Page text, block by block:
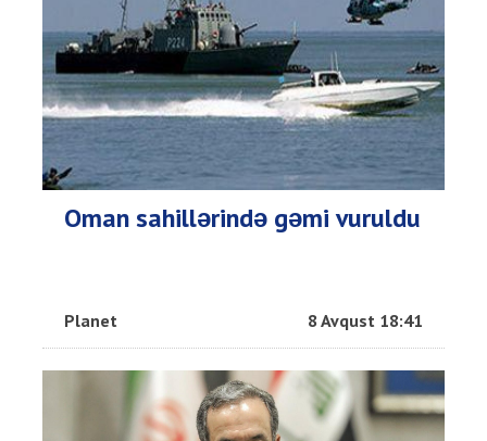
Oman sahillərində gəmi vuruldu
Planet 8 Avqust 18:41